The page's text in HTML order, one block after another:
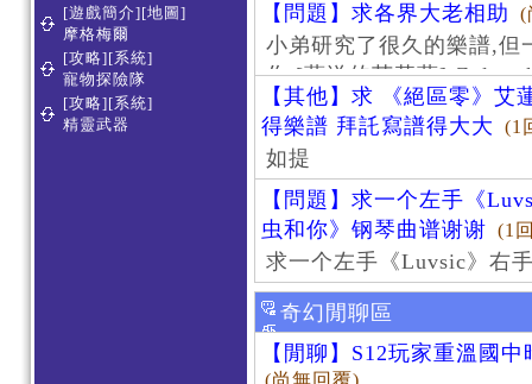
[遊戲簡介][地圖]
摩格梅爾
[攻略][系統]
寵物探險隊
[攻略][系統]
精靈武器
【問題】求各界大老相助
(
小弟研究了很久的樂譜,但
作 [葬送的芙莉蓮]-
【其他】求 《絕區零》艾
得樂譜 拜託寫譜得大大
(1
如提
【問題】求一个左手《
虫和你》钢琴曲谱谢谢 (1
求一个左手《Luvsic》右
奇幻閒聊區
【閒聊】S12玩家重溫國
(尚無回覆)